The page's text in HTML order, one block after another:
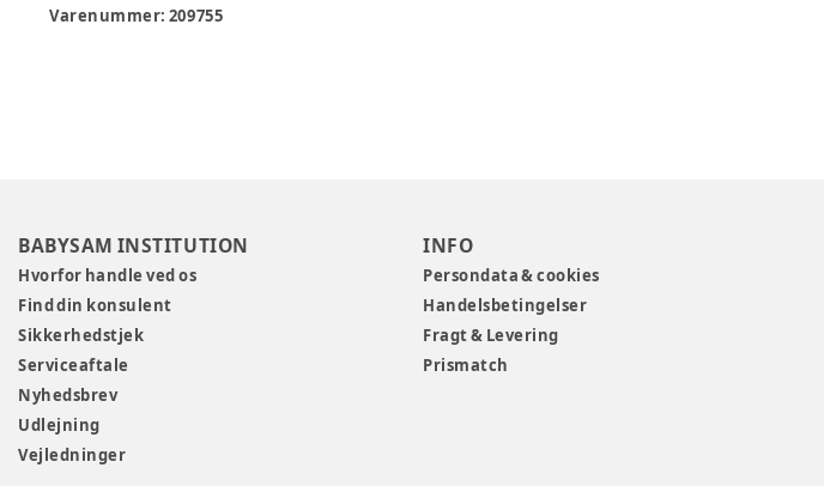
Varenummer: 209755
BABYSAM INSTITUTION
Hvorfor handle ved os
Find din konsulent
Sikkerhedstjek
Serviceaftale
Nyhedsbrev
Udlejning
Vejledninger
INFO
Persondata & cookies
Handelsbetingelser
Fragt & Levering
Prismatch